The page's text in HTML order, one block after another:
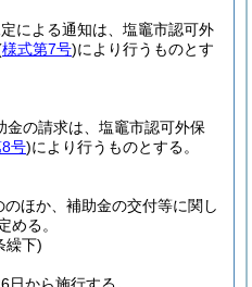
による通知は、塩竈市認可外
様式第7号)により行うものとす
金の請求は、塩竈市認可外保
号)により行うものとする。
ほか、補助金の交付等に関し
める。
繰下)